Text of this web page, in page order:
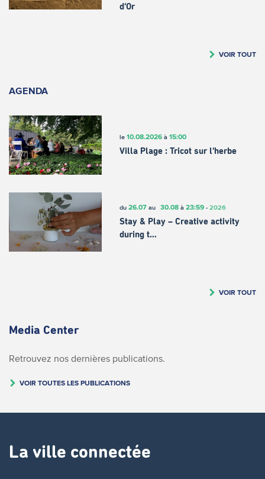
d’Or
VOIR TOUT
AGENDA
le 10.08.2026à 15:00
Villa Plage : Tricot sur l’herbe
du 26.07au 30.08à 23:59- 2026
Stay & Play – Creative activity
during t…
VOIR TOUT
Media Center
Retrouvez nos dernières publications.
VOIR TOUTES LES PUBLICATIONS
La ville connectée